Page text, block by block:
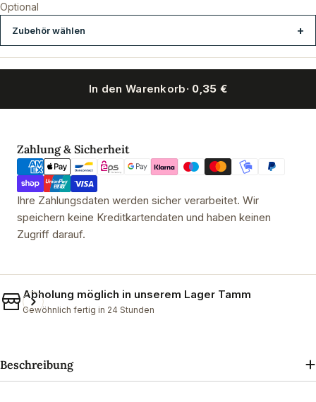
Optional
Zubehör wählen
In den Warenkorb· 0,35 €
Zahlung & Sicherheit
Zahlungsmethoden
Ihre Zahlungsdaten werden sicher verarbeitet. Wir
speichern keine Kreditkartendaten und haben keinen
Zugriff darauf.
Abholung möglich in unserem Lager Tamm
Gewöhnlich fertig in 24 Stunden
Beschreibung